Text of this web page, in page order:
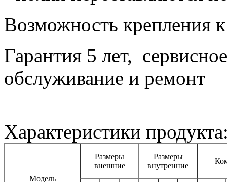
Возможность крепления
Гарантия 5 лет,
обслуживание и ремонт
Характеристики
Модель
Размеры
внешние
Размеры
внутренние